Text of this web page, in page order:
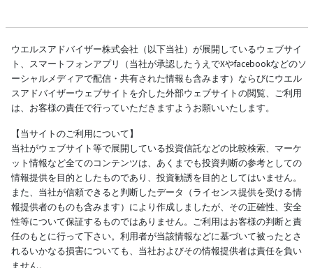
ウエルスアドバイザー株式会社（以下当社）が展開しているウェブサイ
ト、スマートフォンアプリ（当社が承認したうえでXやfacebookなどのソ
ーシャルメディアで配信・共有された情報も含みます）ならびにウエル
スアドバイザーウェブサイトを介した外部ウェブサイトの閲覧、ご利用
は、お客様の責任で行っていただきますようお願いいたします。
【当サイトのご利用について】
当社がウェブサイト等で展開している投資信託などの比較検索、マーケ
ット情報など全てのコンテンツは、あくまでも投資判断の参考としての
情報提供を目的としたものであり、投資勧誘を目的としてはいません。
また、当社が信頼できると判断したデータ（ライセンス提供を受ける情
報提供者のものも含みます）により作成しましたが、その正確性、安全
性等について保証するものではありません。ご利用はお客様の判断と責
任のもとに行って下さい。利用者が当該情報などに基づいて被ったとさ
れるいかなる損害についても、当社およびその情報提供者は責任を負い
ません。